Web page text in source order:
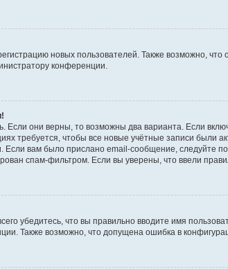
новых пользователей. Также возможно,
конференции.
Если они верны, то возможны два варианта. Если
требуется, чтобы все новые учётные записи были
Если вам было прислано email-сообщение, следуйте
спам-фильтром. Если вы уверены, что ввели
убедитесь, что вы правильно вводите имя
Также возможно, что допущена ошибка в